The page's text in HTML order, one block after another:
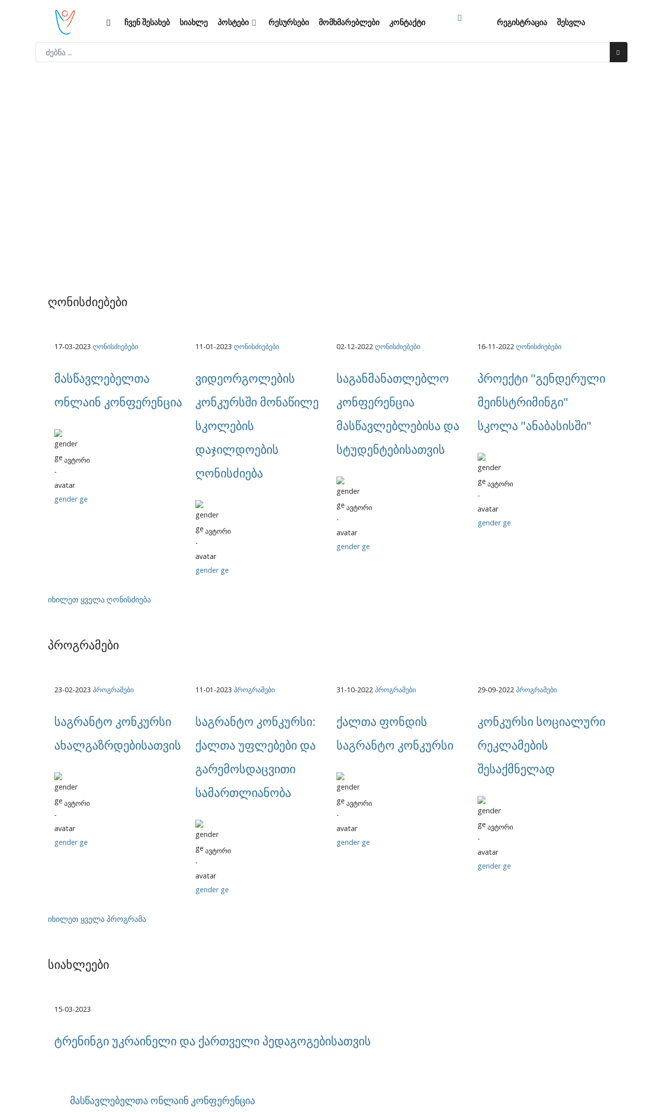
ჩვენ შესახებ სიახლე პოსტები რესურსები მომხმარებლები კონტაქტი რეგისტრაცია შესვლა
ღონისძიებები
17-03-2023 ღონისძიებები
მასწავლებელთა
ონლაინ კონფერენცია
ავტორი
gender ge
11-01-2023 ღონისძიებები
ვიდეორგოლების
კონკურსში მონაწილე
სკოლების
დაჯილდოების
ღონისძიება
ავტორი
gender ge
02-12-2022 ღონისძიებები
საგანმანათლებლო
კონფერენცია
მასწავლებლებისა და
სტუდენტებისათვის
ავტორი
gender ge
16-11-2022 ღონისძიებები
პროექტი "გენდერული
მეინსტრიმინგი"
სკოლა "ანაბასისში"
ავტორი
gender ge
იხილეთ ყველა ღონისძიება
პროგრამები
23-02-2023 პროგრამები
საგრანტო კონკურსი
ახალგაზრდებისათვის
ავტორი
gender ge
11-01-2023 პროგრამები
საგრანტო კონკურსი:
ქალთა უფლებები და
გარემოსდაცვითი
სამართლიანობა
ავტორი
gender ge
31-10-2022 პროგრამები
ქალთა ფონდის
საგრანტო კონკურსი
ავტორი
gender ge
29-09-2022 პროგრამები
კონკურსი სოციალური
რეკლამების
შესაქმნელად
ავტორი
gender ge
იხილეთ ყველა პროგრამა
სიახლეები
15-03-2023
ტრენინგი უკრაინელი და ქართველი პედაგოგებისათვის
მასწავლებელთა ონლაინ კონფერენცია